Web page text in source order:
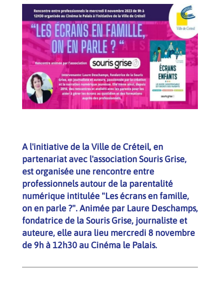
A l'initiative de la Ville de Créteil, en
partenariat avec l'association Souris Grise,
est organisée une rencontre entre
professionnels autour de la parentalité
numérique intitulée "Les écrans en famille,
on en parle ?". Animée par Laure Deschamps,
fondatrice de la Souris Grise, journaliste et
auteure, elle aura lieu mercredi 8 novembre
de 9h à 12h30 au Cinéma le Palais.